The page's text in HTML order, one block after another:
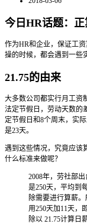
今日HR话题：
作为HR和企业，保证工
操的时候，都会遇到一些
21.75的由来
大多数公司都实行月工资
法定节假日，劳动天数的
定节假日和8个周末，实
是23天。
遇到这些情况，究竟应该
什么标准来做呢？
2008年，劳社部
是250天，平均到
除需要进行算薪
用250天加11天，
除以 21.75计算日